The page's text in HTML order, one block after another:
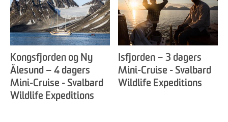
Kongsfjorden og Ny
Ålesund – 4 dagers
Mini-Cruise - Svalbard
Wildlife Expeditions
Isfjorden – 3 dagers
Mini-Cruise - Svalbard
Wildlife Expeditions